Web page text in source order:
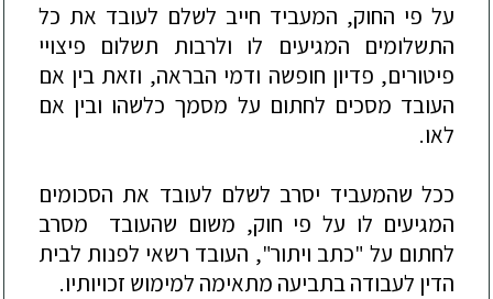
על פי החוק, המעביד חייב לשלם לעובד את כל
התשלומים המגיעים לו ולרבות תשלום פיצויי
פיטורים, פדיון חופשה ודמי הבראה, וזאת בין אם
העובד מסכים לחתום על מסמך כלשהו ובין אם
לאו.
ככל שהמעביד יסרב לשלם לעובד את הסכומים
המגיעים לו על פי חוק, משום שהעובד מסרב
לחתום על "כתב ויתור", העובד רשאי לפנות לבית
הדין לעבודה בתביעה מתאימה למימוש זכויותיו.